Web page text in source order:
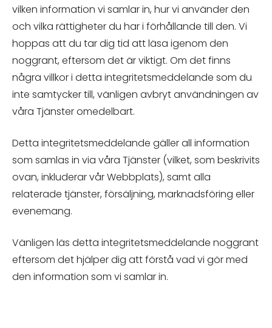
vilken information vi samlar in, hur vi använder den
och vilka rättigheter du har i förhållande till den. Vi
hoppas att du tar dig tid att läsa igenom den
noggrant, eftersom det är viktigt. Om det finns
några villkor i detta integritetsmeddelande som du
inte samtycker till, vänligen avbryt användningen av
våra Tjänster omedelbart.
Detta integritetsmeddelande gäller all information
som samlas in via våra Tjänster (vilket, som beskrivits
ovan, inkluderar vår Webbplats), samt alla
relaterade tjänster, försäljning, marknadsföring eller
evenemang.
Vänligen läs detta integritetsmeddelande noggrant
eftersom det hjälper dig att förstå vad vi gör med
den information som vi samlar in.